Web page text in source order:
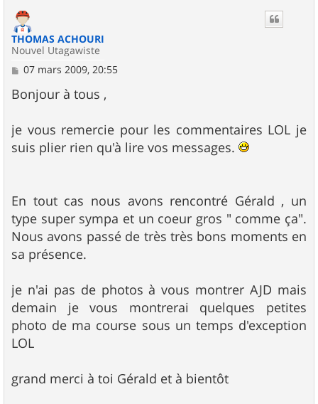
THOMAS ACHOURI
Nouvel Utagawiste
M
s
s
g
e
07 mars 2009, 20:55
Bonjour à tous ,
je vous remercie pour les commentaires LOL je
suis plier rien qu'à lire vos messages.
En tout cas nous avons rencontré Gérald , un
type super sympa et un coeur gros " comme ça".
Nous avons passé de très très bons moments en
sa présence.
je n'ai pas de photos à vous montrer AJD mais
demain je vous montrerai quelques petites
photo de ma course sous un temps d'exception
LOL
grand merci à toi Gérald et à bientôt